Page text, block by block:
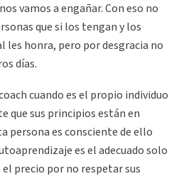
vamos a engañar. Con eso no
que si los tengan y los
les honra, pero por desgracia no
días.
cuando es el propio individuo
que sus principios están en
persona es consciente de ello
es el adecuado solo
precio por no respetar sus